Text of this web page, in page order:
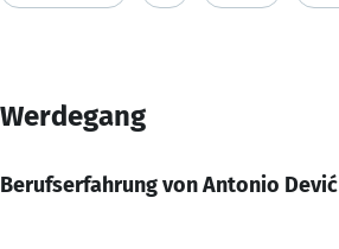
Werdegang
Berufserfahrung von Antonio Dević